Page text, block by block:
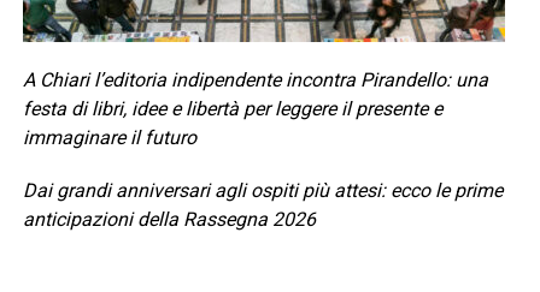
A Chiari l’editoria indipendente incontra Pirandello: una
festa di libri, idee e libertà per leggere il presente e
immaginare il futuro
Dai grandi anniversari agli ospiti più attesi: ecco le prime
anticipazioni della Rassegna 2026